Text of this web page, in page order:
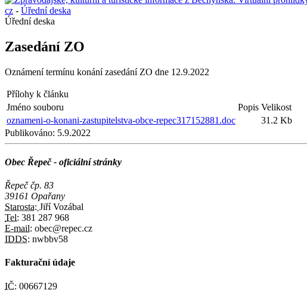
cz - Úřední deska
Úřední deska
Zasedání ZO
Oznámení termínu konání zasedání ZO dne 12.9.2022
Přílohy k článku
Jméno souboru
Popis Velikost
oznameni-o-konani-zastupitelstva-obce-repec317152881.doc
31.2 Kb
Publikováno: 5.9.2022
Obec Řepeč - oficiální stránky
Řepeč čp. 83
39161 Opařany
Starosta: Jiří Vozábal
Tel: 381 287 968
E-mail: obec@repec.cz
IDDS: nwbbv58
Fakturační údaje
IČ: 00667129